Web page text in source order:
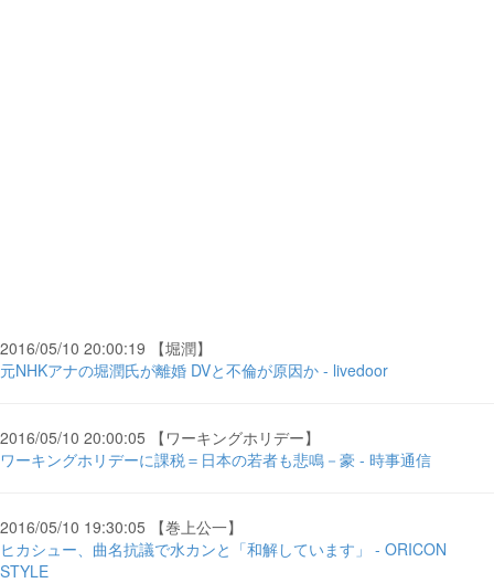
2016/05/10 20:00:19 【堀潤】
元NHKアナの堀潤氏が離婚 DVと不倫が原因か - livedoor
2016/05/10 20:00:05 【ワーキングホリデー】
ワーキングホリデーに課税＝日本の若者も悲鳴－豪 - 時事通信
2016/05/10 19:30:05 【巻上公一】
ヒカシュー、曲名抗議で水カンと「和解しています」 - ORICON
STYLE